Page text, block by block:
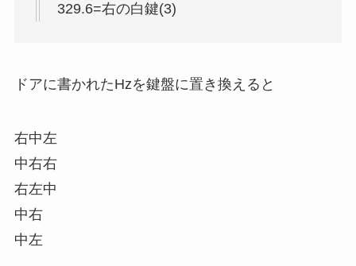
329.6=右の白鍵(3)
ドアに書かれたHzを鍵盤に置き換えると
右中左
中右右
右左中
中右
中左